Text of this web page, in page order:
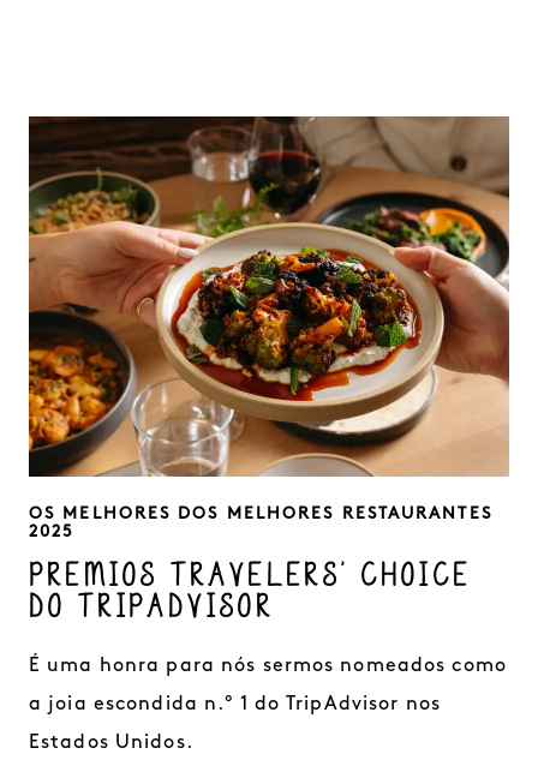
SLOGAN
OS MELHORES DOS MELHORES RESTAURANTES
2025
PRÉMIOS TRAVELERS' CHOICE
DO TRIPADVISOR
É uma honra para nós sermos nomeados como
a joia escondida n.º 1 do TripAdvisor nos
Estados Unidos.